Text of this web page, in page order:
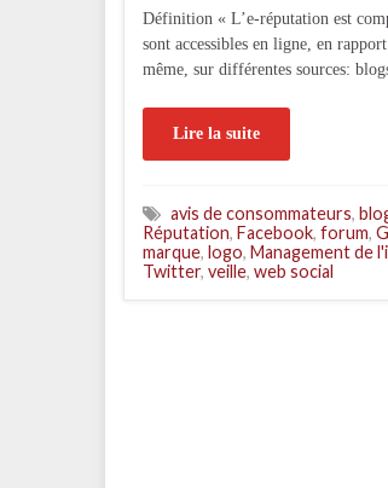
Définition « L’e-réputation est
sont accessibles en ligne, en
même, sur différentes sources:
Lire la suite
avis de consommateurs,
Réputation, Facebook, forum,
marque, logo, Management de
Twitter, veille, web social